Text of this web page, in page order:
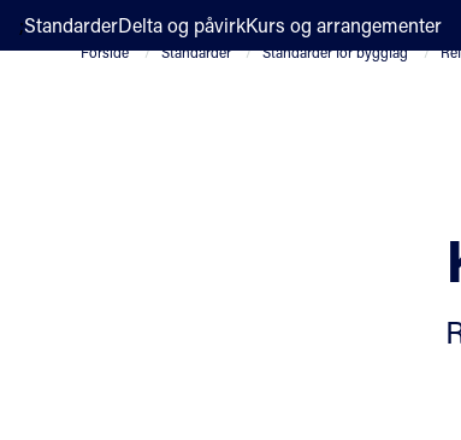
;StandarderDelta og påvirkKurs og arrangementer
Forside Standarder Standarder for byggfag